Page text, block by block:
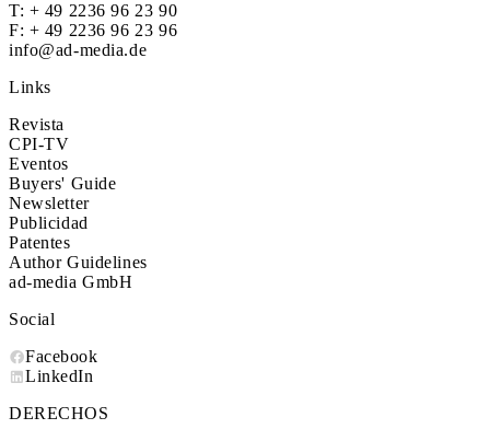
T: + 49 2236 96 23 90
F: + 49 2236 96 23 96
info@ad-media.de
Links
Revista
CPI-TV
Eventos
Buyers' Guide
Newsletter
Publicidad
Patentes
Author Guidelines
ad-media GmbH
Social
Facebook
LinkedIn
DERECHOS